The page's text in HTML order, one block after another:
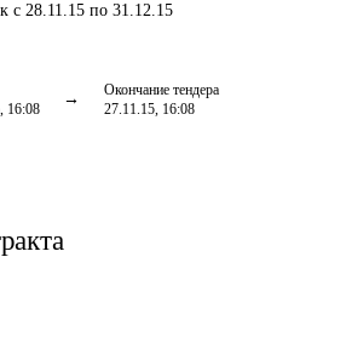
с 28.11.15 по 31.12.15
16:08
Окончание тендера
27.11.15, 16:08